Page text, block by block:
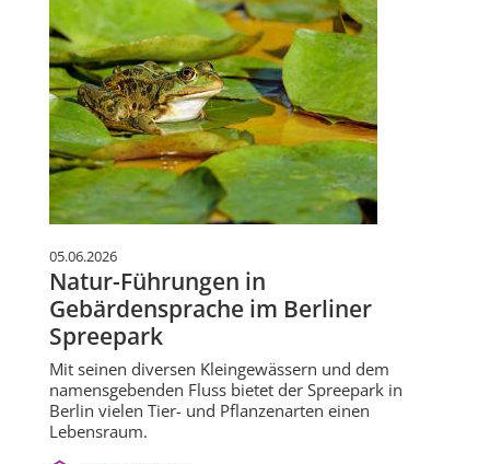
05.06.2026
Natur-Führungen in
Gebärdensprache im Berliner
Spreepark
Mit seinen diversen Kleingewässern und dem
namensgebenden Fluss bietet der Spreepark in
Berlin vielen Tier- und Pflanzenarten einen
Lebensraum.